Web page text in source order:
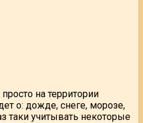
на территории
о: дожде, снеге, морозе,
таки учитывать некоторые